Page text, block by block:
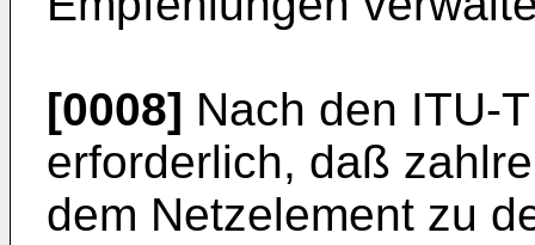
[0008] Nach den ITU-
erforderlich, daß
dem Netzelement zu